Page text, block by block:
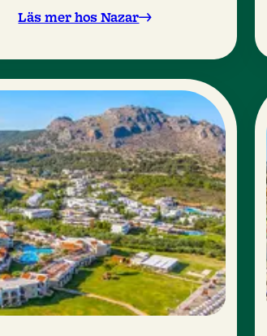
pooler, en häftig wipeout-
Läs mer hos Nazar